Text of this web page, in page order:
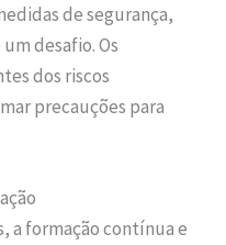
de segurança,
desafio. Os
dos riscos
precauções para
a formação contínua e